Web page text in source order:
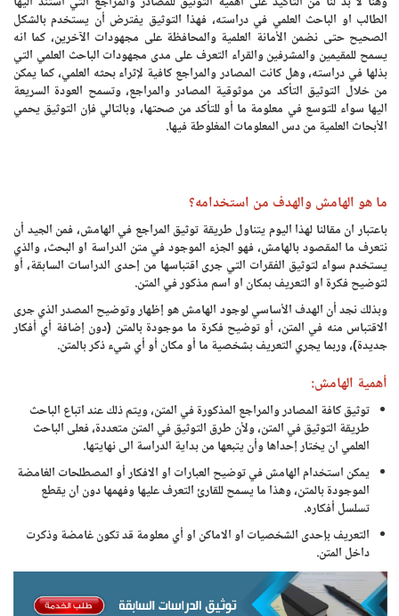
الطالب او الباحث العلمي في دراسته، فهذا التوثيق يفترض أن يستخدم بالشكل
الصحيح حتى نضمن الأمانة العلمية والمحافظة على مجهودات الآخرين، كما انه
يسمح للمقيمين والمشرفين والقراء التعرف على مدى مجهودات الباحث العلمي التي
بذلها في دراسته، وهل كانت المصادر والمراجع كافية لإثراء بحثه العلمي، كما يمكن
من خلال التوثيق التأكد من موثوقية المصادر والمراجع، وتسمح العودة السريعة
اليها سواء للتوسع في معلومة ما أو للتأكد من صحتها، وبالتالي فإن التوثيق يحمي
الأبحاث العلمية من دس المعلومات المغلوطة فيها.
ما هو الهامش والهدف من استخدامه؟
باعتبار ان مقالنا لهذا اليوم يتناول طريقة توثيق المراجع في الهامش، فمن الجيد أن
نتعرف ما المقصود بالهامش، فهو الجزء الموجود في متن الدراسة او البحث، والذي
يستخدم سواء لتوثيق الفقرات التي جرى اقتباسها من إحدى الدراسات السابقة، أو
لتوضيح فكرة او التعريف بمكان او اسم مذكور في المتن.
وبذلك نجد أن الهدف الأساسي لوجود الهامش هو إظهار وتوضيح المصدر الذي جرى
الاقتباس منه في المتن، أو توضيح فكرة ما موجودة بالمتن (دون إضافة أي أفكار
جديدة)، وربما يجري التعريف بشخصية ما أو مكان أو أي شيء ذكر بالمتن.
أهمية الهامش:
توثيق كافة المصادر والمراجع المذكورة في المتن، ويتم ذلك عند اتباع الباحث
طريقة التوثيق في المتن، ولأن طرق التوثيق في المتن متعددة، فعلى الباحث
العلمي ان يختار إحداها وأن يتبعها من بداية الدراسة الى نهايتها.
يمكن استخدام الهامش في توضيح العبارات او الافكار أو المصطلحات الغامضة
الموجودة بالمتن، وهذا ما يسمح للقارئ التعرف عليها وفهمها دون ان يقطع
تسلسل أفكاره.
التعريف بإحدى الشخصيات او الاماكن او أي معلومة قد تكون غامضة وذكرت
داخل المتن.